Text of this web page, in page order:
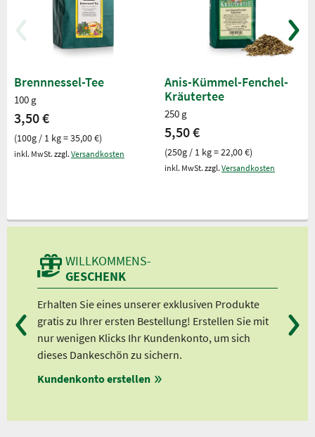
Brennnessel-Tee
100 g
3,50 €
(100g / 1 kg = 35,00 €)
inkl. MwSt. zzgl. Versandkosten
Anis-Kümmel-Fenchel-
Kräutertee
250 g
5,50 €
(250g / 1 kg = 22,00 €)
inkl. MwSt. zzgl. Versandkosten
WILLKOMMENS-
GESCHENK
Erhalten Sie eines unserer exklusiven Produkte
gratis zu Ihrer ersten Bestellung! Erstellen Sie mit
nur wenigen Klicks Ihr Kundenkonto, um sich
dieses Dankeschön zu sichern.
Kundenkonto erstellen
Ab